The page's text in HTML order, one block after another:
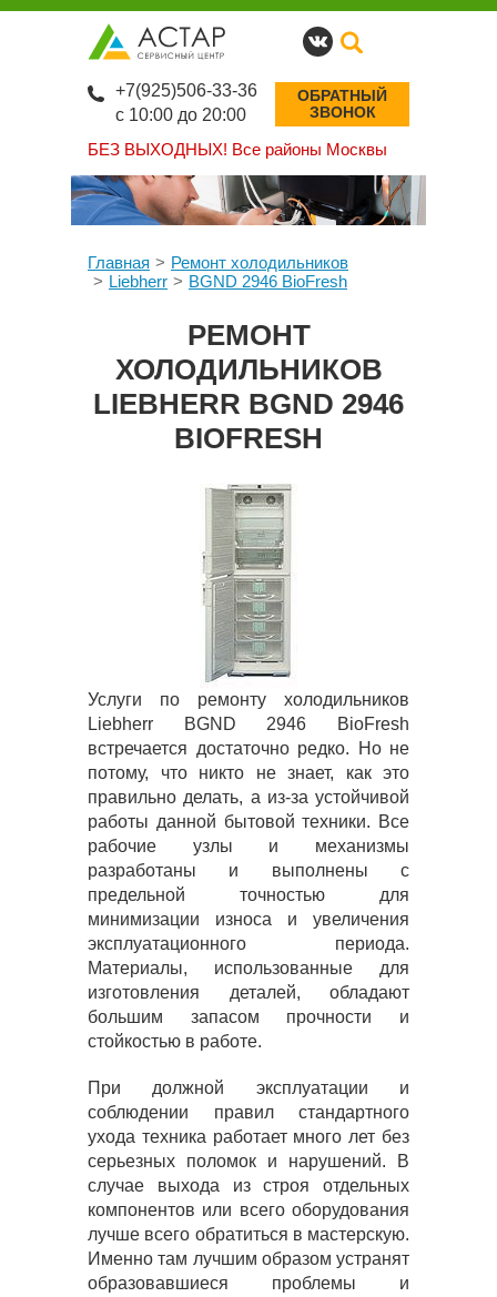
БЕЗ ВЫХОДНЫХ! Все районы Москвы
+7(925)506-33-36
с 10:00 до 20:00
ОБРАТНЫЙ
ЗВОНОК
Главная
Ремонт холодильников
Liebherr
BGND 2946 BioFresh
РЕМОНТ
ХОЛОДИЛЬНИКОВ
LIEBHERR BGND 2946
BIOFRESH
Услуги по ремонту холодильников
Liebherr BGND 2946 BioFresh
встречается достаточно редко. Но не
потому, что никто не знает, как это
правильно делать, а из-за устойчивой
работы данной бытовой техники. Все
рабочие узлы и механизмы
разработаны и выполнены с
предельной точностью для
минимизации износа и увеличения
эксплуатационного периода.
Материалы, использованные для
изготовления деталей, обладают
большим запасом прочности и
стойкостью в работе.
При должной эксплуатации и
соблюдении правил стандартного
ухода техника работает много лет без
серьезных поломок и нарушений. В
случае выхода из строя отдельных
компонентов или всего оборудования
лучше всего обратиться в мастерскую.
Именно там лучшим образом устранят
образовавшиеся проблемы и